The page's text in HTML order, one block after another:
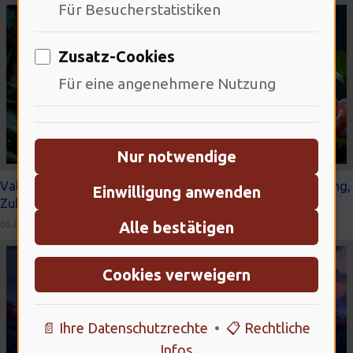
Valve Deckard: Neueste VR-Technologie, Marktveränderung,
Zukunftsvision
06.01.2026 · 10:23 Uhr
Für Besucherstatistiken
Zusatz-Cookies
Für eine angenehmere Nutzung
Nur notwendige
Einwilligung anwenden
Alle bestätigen
Cookies verweigern
📄 Ihre Datenschutzrechte • 📋 Rechtliche
Infos